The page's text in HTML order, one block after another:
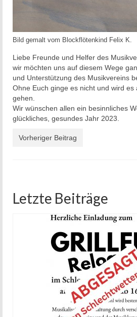
Bild gemalt vom Blockflötenkind Felix K.
Liebe Freunde und Helfer des
wir möchten uns auf diesem Wege
und Unterstützung des Musikvereins
Ohne Euch ginge es nicht und wird es
gehen.
Wir wünschen allen ein besinnliches
glückliches, gesundes Jahr 2023.
Vorheriger Beitrag
Letzte Beiträge